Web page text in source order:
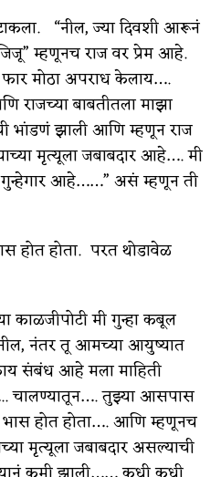
“नील, ज्या दिवशी आरूनं
म्हणूनच राज वर प्रेम आहे.
मोठा अपराध केलाय….
राजच्या बाबतीतला माझा
भांडणं झाली आणि म्हणून राज
मृत्यूला जबाबदार आहे…. मी
आहे……” असं म्हणून ती
होत होता. परत थोडावेळ
मी गुन्हा कबूल
नंतर तू आमच्या आयुष्यात
संबंध आहे मला माहिती
चालण्यातून…. तुझ्या आसपास
भास होत होता…. आणि म्हणूनच
मृत्यूला जबाबदार असल्याची